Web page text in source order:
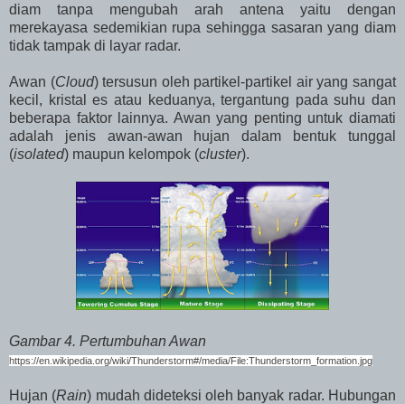
diam tanpa mengubah arah antena yaitu dengan
merekayasa sedemikian rupa sehingga sasaran yang diam
tidak tampak di layar radar.
Awan (Cloud) tersusun oleh partikel-partikel air yang sangat
kecil, kristal es atau keduanya, tergantung pada suhu dan
beberapa faktor lainnya. Awan yang penting untuk diamati
adalah jenis awan-awan hujan dalam bentuk tunggal
(isolated) maupun kelompok (cluster).
Gambar 4. Pertumbuhan Awan
https://en.wikipedia.org/wiki/Thunderstorm#/media/File:Thunderstorm_formation.jpg
Hujan (Rain) mudah dideteksi oleh banyak radar. Hubungan